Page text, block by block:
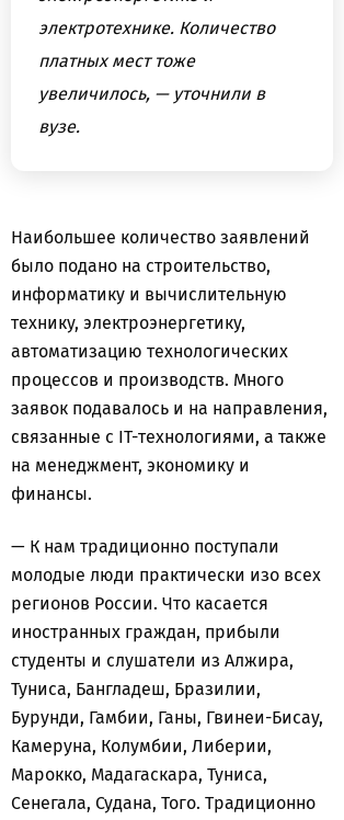
электротехнике. Количество
платных мест тоже
увеличилось, — уточнили в
вузе.
Наибольшее количество заявлений
было подано на строительство,
информатику и вычислительную
технику, электроэнергетику,
автоматизацию технологических
процессов и производств. Много
заявок подавалось и на направления,
связанные с IT-технологиями, а также
на менеджмент, экономику и
финансы.
— К нам традиционно поступали
молодые люди практически изо всех
регионов России. Что касается
иностранных граждан, прибыли
студенты и слушатели из Алжира,
Туниса, Бангладеш, Бразилии,
Бурунди, Гамбии, Ганы, Гвинеи-Бисау,
Камеруна, Колумбии, Либерии,
Марокко, Мадагаскара, Туниса,
Сенегала, Судана, Того. Традиционно